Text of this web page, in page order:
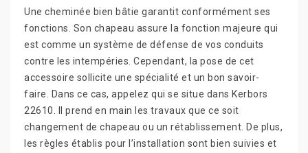
Une cheminée bien bâtie garantit conformément ses
fonctions. Son chapeau assure la fonction majeure qui
est comme un système de défense de vos conduits
contre les intempéries. Cependant, la pose de cet
accessoire sollicite une spécialité et un bon savoir-
faire. Dans ce cas, appelez qui se situe dans Kerbors
22610. Il prend en main les travaux que ce soit
changement de chapeau ou un rétablissement. De plus,
les règles établis pour l’installation sont bien suivies et